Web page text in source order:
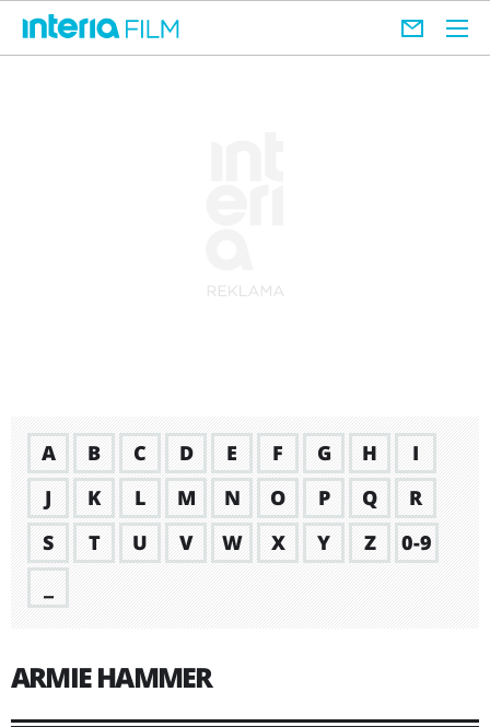
A B C D E F G H
I
J
K L M N O P Q
R
S
T U V W X Y Z
0-9
ARMIE HAMMER